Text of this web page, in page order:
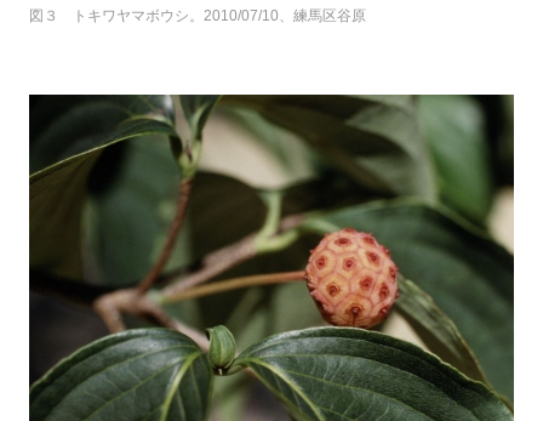
図３ トキワヤマボウシ。2010/07/10、練馬区谷原